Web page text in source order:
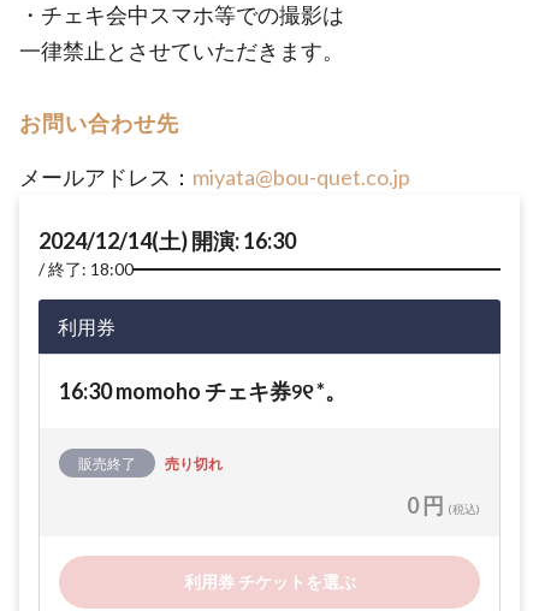
・チェキ会中スマホ等での撮影は
一律禁止とさせていただきます。
お問い合わせ先
メールアドレス： miyata@bou-quet.co.jp
2024/12/14(土) 開演: 16:30
終了: 18:00
利用券
16:30 momoho チェキ券୨୧ *。
販売終了 売り切れ
0 円 (税込)
利用券 チケットを選ぶ